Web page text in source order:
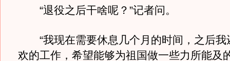
“退役之后干啥呢？”记者问。
“我现在需要休息几个月的时间，之后我
欢的工作，希望能够为祖国做一些力所能及